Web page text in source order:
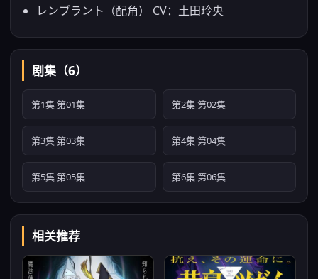
レンブラント（配角） CV：土田玲央
剧集（6）
第1集 第01集 第2集 第02集
第3集 第03集 第4集 第04集
第5集 第05集 第6集 第06集
相关推荐